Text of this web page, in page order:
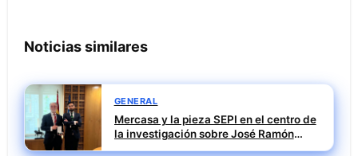
Noticias similares
GENERAL
Mercasa y la pieza SEPI en el centro de
la investigación sobre José Ramón
Sempere